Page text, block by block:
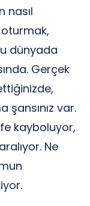
nasıl
dünyada
Gerçek
var.
kayboluyor,
Ne